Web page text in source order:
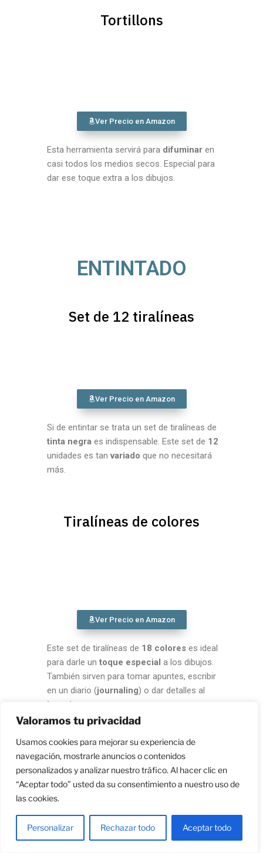
Valoramos tu privacidad
Usamos cookies para mejorar su experiencia de
navegación, mostrarle anuncios o contenidos
personalizados y analizar nuestro tráfico. Al hacer clic en
“Aceptar todo” usted da su consentimiento a nuestro uso de
las cookies.
Personalizar Rechazar todo Aceptar todo
Tortillons
Ver Precio en Amazon
Esta herramienta servirá para difuminar en
casi todos los medios secos. Especial para
dar ese toque extra a los dibujos.
ENTINTADO
Set de 12 tiralíneas
Ver Precio en Amazon
Si de entintar se trata un set de tiralíneas de
tinta negra es indispensable. Este set de 12
unidades es tanvariado que no necesitará
más.
Tiralíneas de colores
Ver Precio en Amazon
Este set de tiralíneas de 18 colores es ideal
para darle un toque especial a los dibujos.
También sirven para tomar apuntes, escribir
en un diario (journaling) o dar detalles al
lettering
Cuaderno de bocetos medios
secos